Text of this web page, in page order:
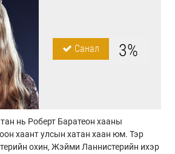
Санал 3%
нь Роберт Баратеон хааны
хаант улсын хатан хаан юм. Тэр
охин, Жэйми Ланнистерийн ихэр